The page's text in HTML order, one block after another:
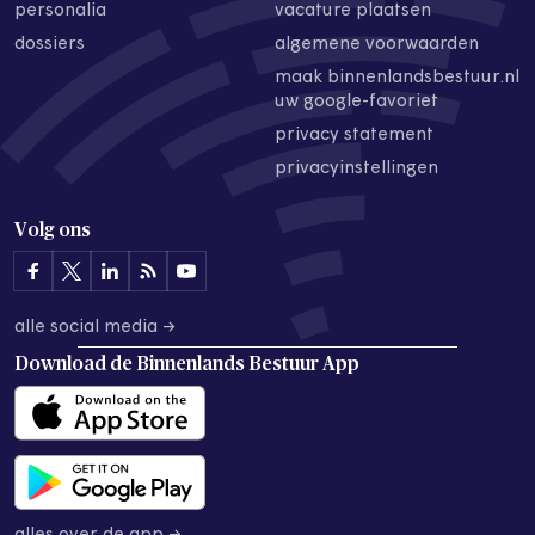
personalia
dossiers
vacature plaatsen
algemene voorwaarden
maak binnenlandsbestuur.nl
uw google-favoriet
privacy statement
privacyinstellingen
Volg ons
alle social media →
Download de Binnenlands Bestuur App